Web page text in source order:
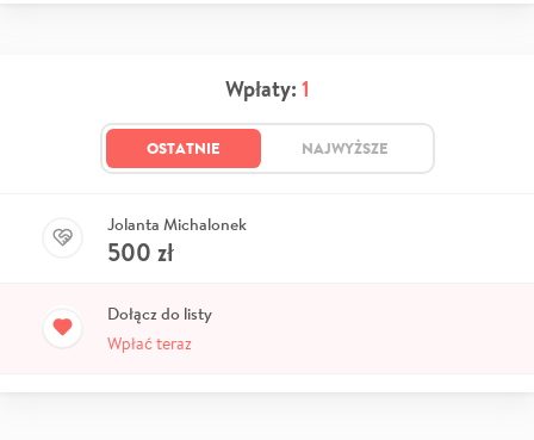
Wpłaty: 1
OSTATNIE NAJWYŻSZE
Jolanta Michalonek
500 zł
Dołącz do listy
Wpłać teraz